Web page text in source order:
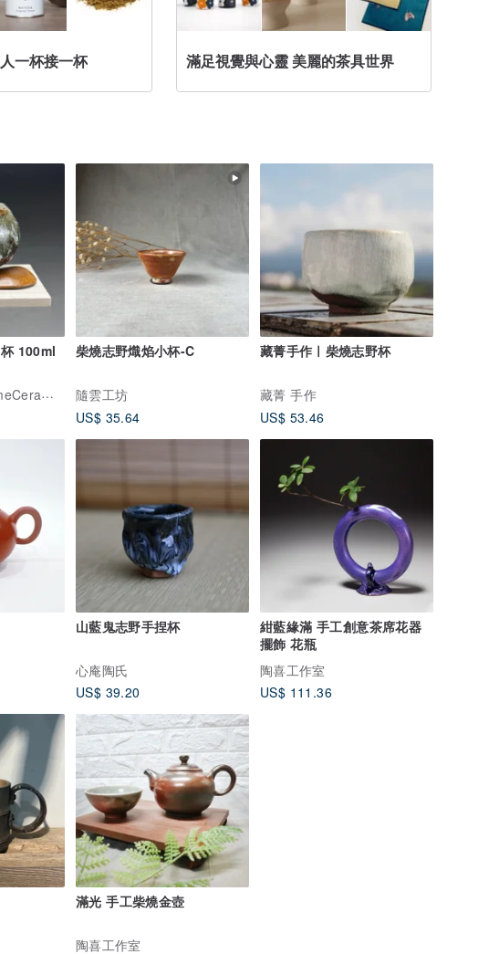
一杯接一杯 滿足視覺與心靈 美麗的茶具世界
100ml
良時美器 GoodTimeCeramics
柴燒志野熾焰小杯-C
隨雲工坊
US$ 35.64
藏菁手作ㅣ柴燒志野杯
藏菁 手作
US$ 53.46
山藍鬼志野手捏杯
心庵陶氏
US$ 39.20
紺藍緣滿 手工創意茶席花器
擺飾 花瓶
陶喜工作室
US$ 111.36
滿光 手工柴燒金壺
陶喜工作室